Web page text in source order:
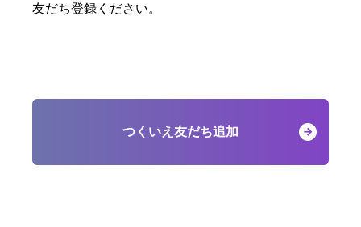
友だち登録ください。
つくいえ友だち追加